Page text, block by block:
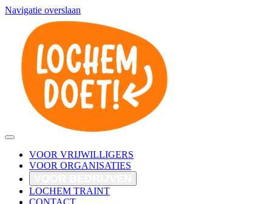
Navigatie overslaan
VOOR VRIJWILLIGERS
VOOR ORGANISATIES
LOCHEM TRAINT
CONTACT